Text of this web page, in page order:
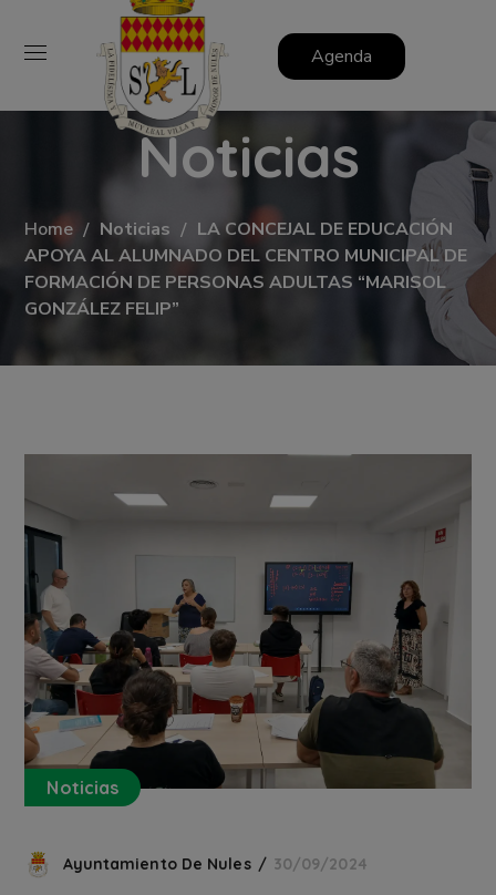
Agenda
Noticias
Home Noticias
LA CONCEJAL DE EDUCACIÓN
APOYA AL ALUMNADO DEL CENTRO MUNICIPAL DE
FORMACIÓN DE PERSONAS ADULTAS “MARISOL
GONZÁLEZ FELIP”
Noticias
Ayuntamiento De Nules 30/09/2024